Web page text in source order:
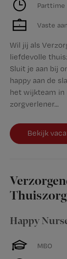
Parttime
Vaste
Wil jij als
liefdevolle
Sluit je aan bij
happy aan de
het wijkteam in
zorgverlener...
Bekijk
Thuiszorg
Happy
MBO